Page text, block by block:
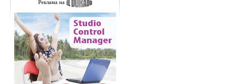
Реклама на